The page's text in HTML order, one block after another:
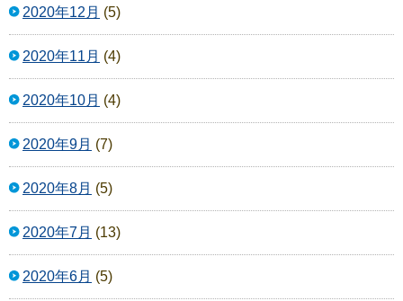
2020年12月 (5)
2020年11月 (4)
2020年10月 (4)
2020年9月 (7)
2020年8月 (5)
2020年7月 (13)
2020年6月 (5)